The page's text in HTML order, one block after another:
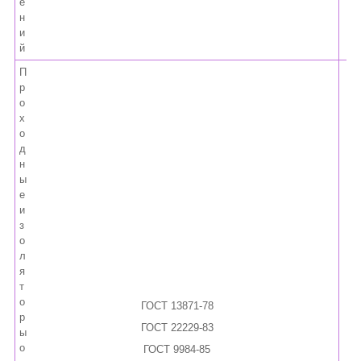
н
и
й
П
р
о
х
о
д
н
ы
е
и
з
о
л
я
т
о
р
ы
о
ГОСТ 13871-78
ГОСТ 22229-83
ГОСТ 9984-85